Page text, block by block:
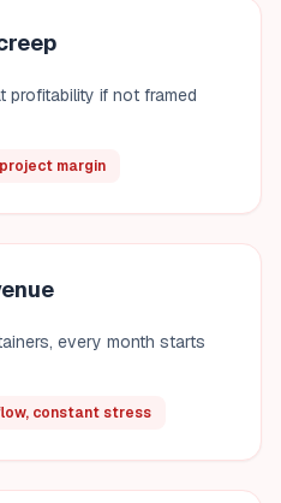
if not framed
margin
every month starts
constant stress